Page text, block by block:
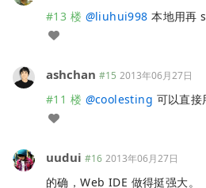
#13 楼 @liuhui998 本地用再
ashchan #15 2013年06月27日
#11 楼 @coolesting 可以直接
uudui #16 2013年06月27日
的确，Web IDE 做得挺强大。